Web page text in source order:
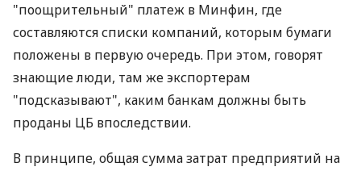
"поощрительный" платеж в Минфин, где
составляются списки компаний, которым бумаги
положены в первую очередь. При этом, говорят
знающие люди, там же экспортерам
"подсказывают", каким банкам должны быть
проданы ЦБ впоследствии.
В принципе, общая сумма затрат предприятий на